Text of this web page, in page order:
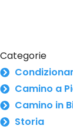
Categorie
Camino a
Camino in
Storia